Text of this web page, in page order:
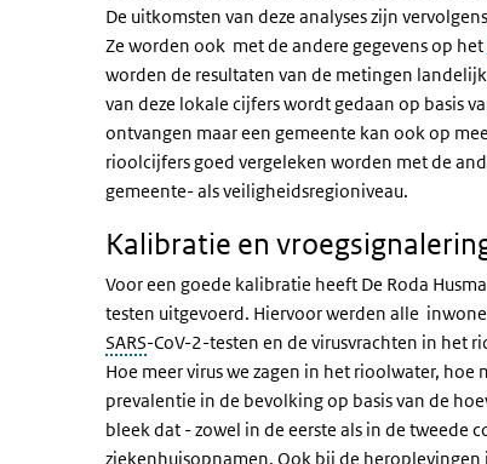
De uitkomsten van deze analyses zijn
Ze worden ook met de andere gegevens op het
worden de resultaten van de metingen
van deze lokale cijfers wordt gedaan op basis
ontvangen maar een gemeente kan ook op
rioolcijfers goed vergeleken worden met de
gemeente- als veiligheidsregioniveau.
Kalibratie en
Voor een goede kalibratie heeft De Roda
testen uitgevoerd. Hiervoor werden alle
SARS-CoV-2-testen en de virusvrachten in het
Hoe meer virus we zagen in het rioolwater,
prevalentie in de bevolking op basis van de
bleek dat - zowel in de eerste als in de
ziekenhuisopnamen. Ook bij de heroplevingen